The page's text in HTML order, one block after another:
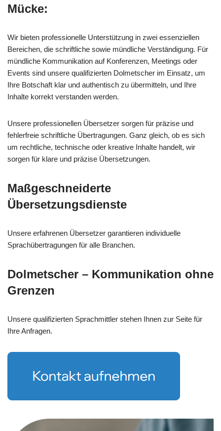
Mücke:
Wir bieten professionelle Unterstützung in zwei essenziellen
Bereichen, die schriftliche sowie mündliche Verständigung. Für
mündliche Kommunikation auf Konferenzen, Meetings oder
Events sind unsere qualifizierten Dolmetscher im Einsatz, um
Ihre Botschaft klar und authentisch zu übermitteln, und Ihre
Inhalte korrekt verstanden werden.
Unsere professionellen Übersetzer sorgen für präzise und
fehlerfreie schriftliche Übertragungen. Ganz gleich, ob es sich
um rechtliche, technische oder kreative Inhalte handelt, wir
sorgen für klare und präzise Übersetzungen.
Maßgeschneiderte
Übersetzungsdienste
Unsere erfahrenen Übersetzer garantieren individuelle
Sprachübertragungen für alle Branchen.
Dolmetscher – Kommunikation ohne
Grenzen
Unsere qualifizierten Sprachmittler stehen Ihnen zur Seite für
Ihre Anfragen.